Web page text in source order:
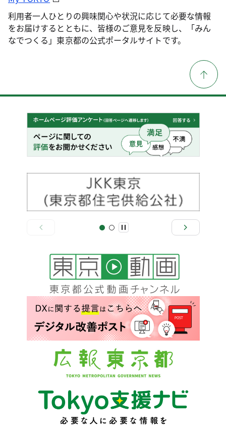
利用者一人ひとりの興味関心や状況に応じて必要な情報
をお届けするとともに、皆様のご意見を反映し、「みん
なでつくる」東京都の公式ポータルサイトです。